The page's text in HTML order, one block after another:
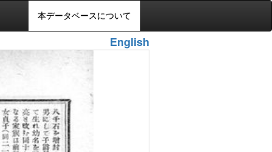
本データベースについて
English